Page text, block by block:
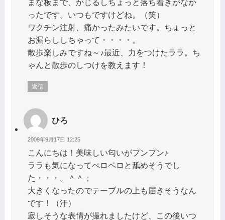
まな板まで、かじるしちょっと落ち着きがなか
ったです。いつもですけどね。（笑）
ワクチン注射、痛かったみたいです。ちょっと
お漏らししちゃって・・・・。
散歩楽しみですね～♪最近、力をつけたララ。ち
ゃんと散歩のしつけを教えます！
返信
ひろ
2009年9月17日 12:25
こんにちは！美味しい匂いがプンプン♪
ララも気になってぺロペロと舐めそうでし
た・・・。＾＾；
大きくなったのでテーブルの上も届きそうなん
です！（汗）
寂しそうな表情が撮れましたけど、この後いつ